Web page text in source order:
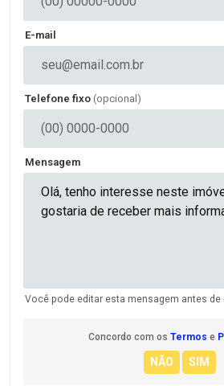
E-mail
Telefone fixo (opcional)
Mensagem
Você pode editar esta mensagem antes de
Concordo com os Termos e